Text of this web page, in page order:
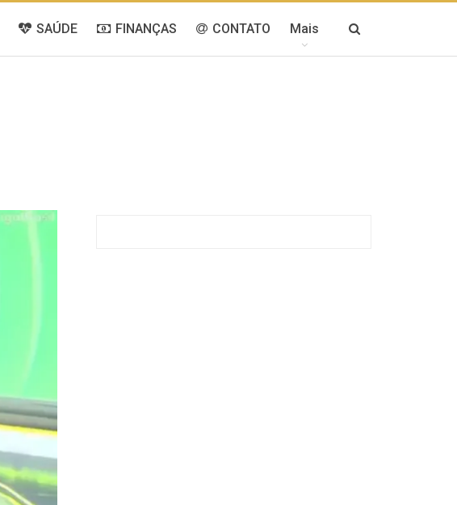
SAÚDE FINANÇAS CONTATO Mais